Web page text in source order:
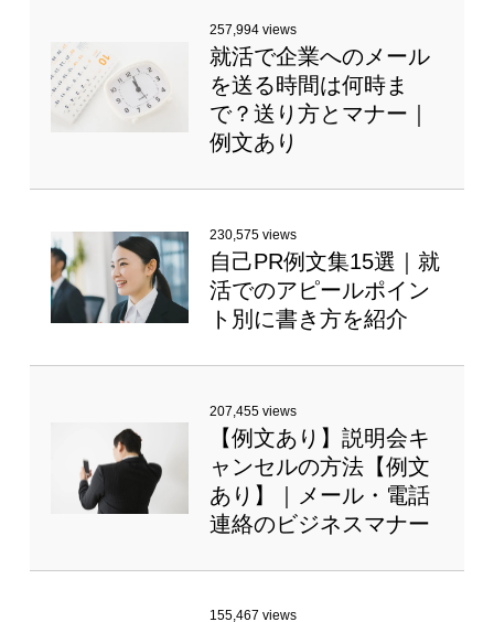
257,994 views
就活で企業へのメール
を送る時間は何時ま
で？送り方とマナー｜
例文あり
230,575 views
自己PR例文集15選｜就
活でのアピールポイン
ト別に書き方を紹介
207,455 views
【例文あり】説明会キ
ャンセルの方法【例文
あり】｜メール・電話
連絡のビジネスマナー
155,467 views